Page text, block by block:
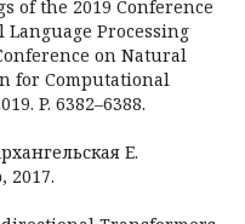
of the 2019 Conference
Processing
on Natural
for Computational
P. 6382–6388.
Е.
2017.